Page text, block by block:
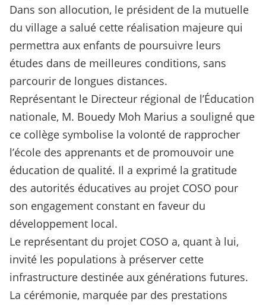
Dans son allocution, le président de la mutuelle
du village a salué cette réalisation majeure qui
permettra aux enfants de poursuivre leurs
études dans de meilleures conditions, sans
parcourir de longues distances.
Représentant le Directeur régional de l’Éducation
nationale, M. Bouedy Moh Marius a souligné que
ce collège symbolise la volonté de rapprocher
l’école des apprenants et de promouvoir une
éducation de qualité. Il a exprimé la gratitude
des autorités éducatives au projet COSO pour
son engagement constant en faveur du
développement local.
Le représentant du projet COSO a, quant à lui,
invité les populations à préserver cette
infrastructure destinée aux générations futures.
La cérémonie, marquée par des prestations